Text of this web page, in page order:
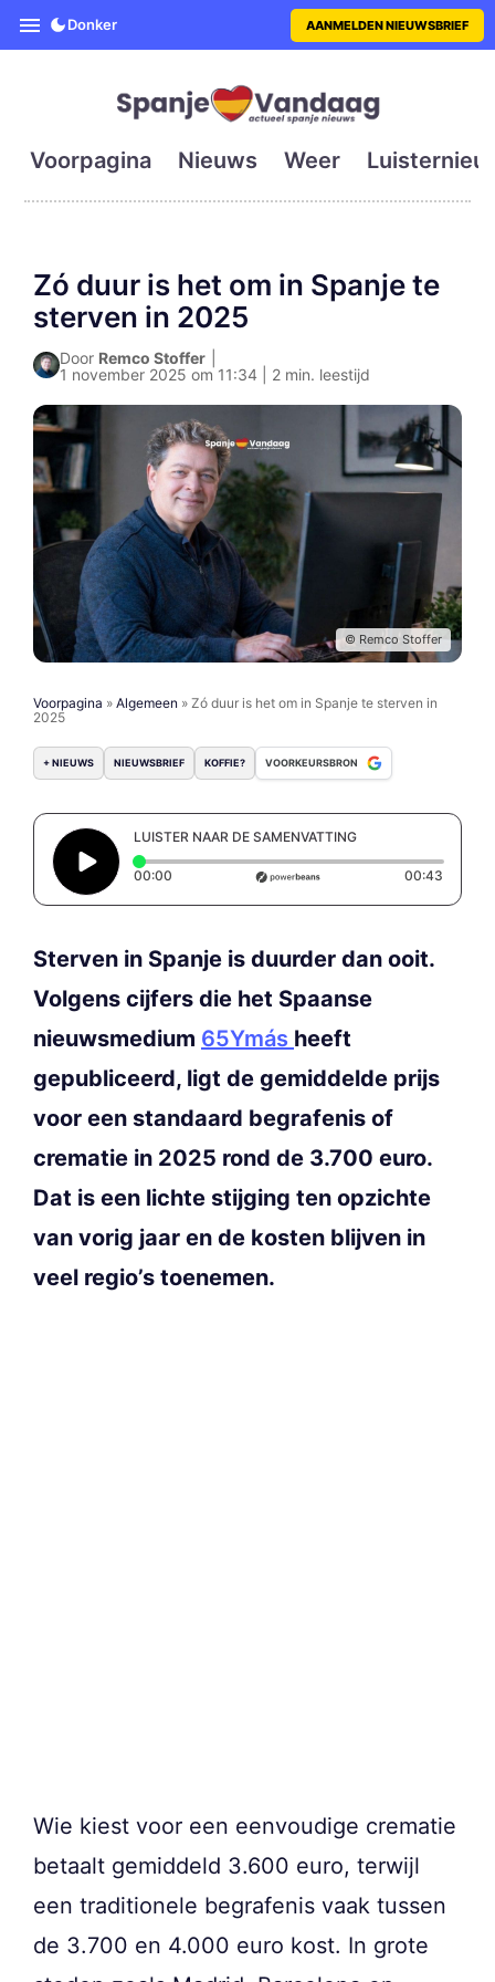
SpanjeVandaag is de eerste
Donker AANMELDEN NIEUWSBRIEF
Voorpagina Nieuws Weer
Zó duur is het om in Spanje te
sterven in 2025
Door Remco Stoffer
1 november 2025 om 11:34 | 2 min. leestijd
© Remco Stoffer
Voorpagina » Algemeen » Zó duur is het om in Spanje te sterven in
2025
+ NIEUWS NIEUWSBRIEF KOFFIE? VOORKEURSBRON
LUISTER NAAR DE SAMENVATTING
00:00 Elapsed time: 0 seconds 00:43
Sterven in Spanje is duurder dan ooit.
Volgens cijfers die het Spaanse
nieuwsmedium 65Ymás heeft
gepubliceerd, ligt de gemiddelde prijs
voor een standaard begrafenis of
crematie in 2025 rond de 3.700 euro.
Dat is een lichte stijging ten opzichte
van vorig jaar en de kosten blijven in
veel regio’s toenemen.
Wie kiest voor een eenvoudige crematie
betaalt gemiddeld 3.600 euro, terwijl
een traditionele begrafenis vaak tussen
de 3.700 en 4.000 euro kost. In grote